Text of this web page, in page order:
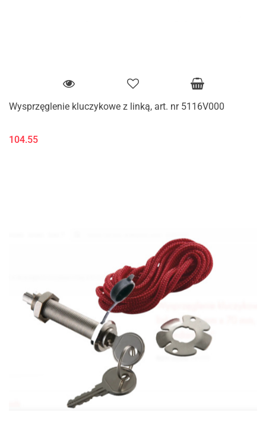
Wysprzęglenie kluczykowe z linką, art. nr 5116V000
104.55